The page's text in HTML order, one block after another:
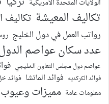
الولايات المتحدة الأمريكية
تكاليف المعيشة تكاليف
رواتب العمل في دول الخليج
عدد سكان عواصم
عواصم دول مجلس التعاون الخليجي
فوائد الكركديه فوائد الماتشا فوائد
معلومات عامة مميزات وعيوب